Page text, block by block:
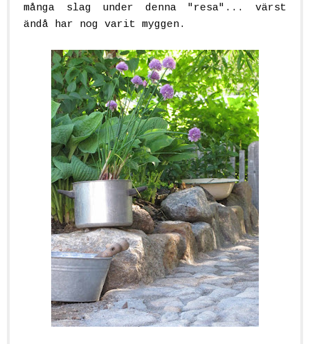
många slag under denna "resa"... värst
ändå har nog varit myggen.